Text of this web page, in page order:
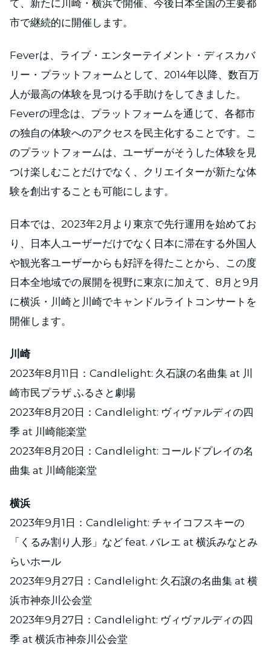
て、新たに川崎・横浜で開催、今後日本全国の主要都
市で継続的に開催します。
Feverは、ライブ・エンターテイメント・ディスカバ
リー・プラットフォームとして、2014年以降、数百万
人が最高の体験を見つける手助けをしてきました。
Feverの理念は、プラットフォームを通じて、各都市
の独自の体験へのアクセスを民主化することです。こ
のプラットフォームは、ユーザーがそうした体験を見
つけ楽しむことだけでなく、クリエイターが新たな体
験を創出することも可能にします。
日本では、2023年2月より東京で先行運用を始めてお
り、日本人ユーザーだけでなく日本に滞在する外国人
や観光客ユーザーからも好評を得たことから、この度
日本全地域での展開を視野に東京に加えて、8月と9月
に横浜・川崎と川崎でキャンドルライトコンサートを
開催します。
川崎
2023年8月11日：Candlelight: 久石譲の名曲集 at 川
崎市民プラザ ふるさと劇場
2023年8月20日：Candlelight: ヴィヴァルディの四
季 at 川崎能楽堂
2023年8月20日：Candlelight: コールドプレイの名
曲集 at 川崎能楽堂
横浜
2023年9月1日：Candlelight: チャイコフスキーの
「くるみ割り人形」など feat. バレエ at 横浜みなとみ
らいホール
2023年9月27日：Candlelight: 久石譲の名曲集 at 横
浜市神奈川公会堂
2023年9月27日：Candlelight: ヴィヴァルディの四
季 at 横浜市神奈川公会堂